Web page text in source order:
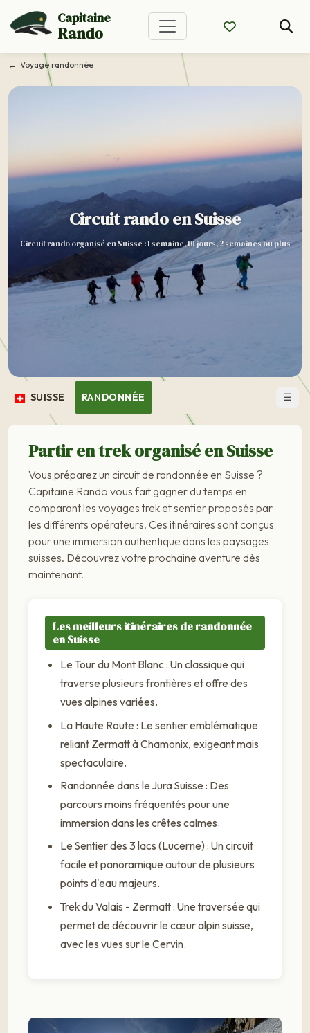
Capitaine
Rando
Voyage randonnée
Circuit rando en Suisse
Circuit rando organisé en Suisse : 1 semaine, 10 jours, 2 semaines ou plus
SUISSE RANDONNÉE ☰
Partir en trek organisé en Suisse
Vous préparez un circuit de randonnée en Suisse ?
Capitaine Rando vous fait gagner du temps en
comparant les voyages trek et sentier proposés par
les différents opérateurs. Ces itinéraires sont conçus
pour une immersion authentique dans les paysages
suisses. Découvrez votre prochaine aventure dès
maintenant.
Les meilleurs itinéraires de randonnée
en Suisse
Le Tour du Mont Blanc : Un classique qui
traverse plusieurs frontières et offre des
vues alpines variées.
La Haute Route : Le sentier emblématique
reliant Zermatt à Chamonix, exigeant mais
spectaculaire.
Randonnée dans le Jura Suisse : Des
parcours moins fréquentés pour une
immersion dans les crêtes calmes.
Le Sentier des 3 lacs (Lucerne) : Un circuit
facile et panoramique autour de plusieurs
points d'eau majeurs.
Trek du Valais - Zermatt : Une traversée qui
permet de découvrir le cœur alpin suisse,
avec les vues sur le Cervin.